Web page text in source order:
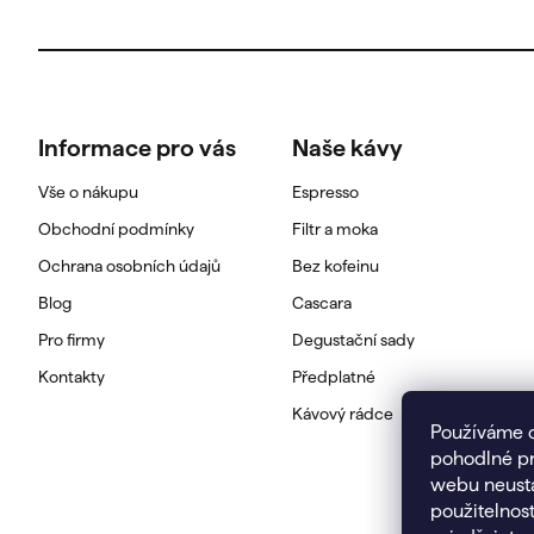
Používáme
pohodlné
webu
Informace pro vás
Vše o nákupu
Obchodní podmínky
Ochrana osobních údajů
Blog
Pro firmy
Kontakty
Naše kávy
Espresso
Filtr a moka
Bez kofeinu
Cascara
Degustační sady
Předplatné
Kávový rádce